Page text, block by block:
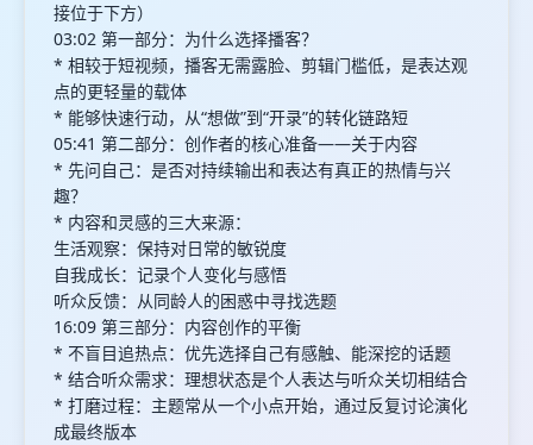
接位于下方）
03:02 第一部分：为什么选择播客？
* 相较于短视频，播客无需露脸、剪辑门槛低，是表达观
点的更轻量的载体
* 能够快速行动，从“想做”到“开录”的转化链路短
05:41 第二部分：创作者的核心准备——关于内容
* 先问自己：是否对持续输出和表达有真正的热情与兴
趣？
* 内容和灵感的三大来源：
生活观察：保持对日常的敏锐度
自我成长：记录个人变化与感悟
听众反馈：从同龄人的困惑中寻找选题
16:09 第三部分：内容创作的平衡
* 不盲目追热点：优先选择自己有感触、能深挖的话题
* 结合听众需求：理想状态是个人表达与听众关切相结合
* 打磨过程：主题常从一个小点开始，通过反复讨论演化
成最终版本